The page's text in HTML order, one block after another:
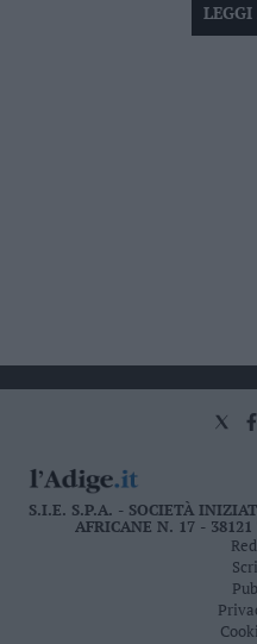
S.I.E. S.P.A. - SOCIETÀ
AFRICANE N. 17 -